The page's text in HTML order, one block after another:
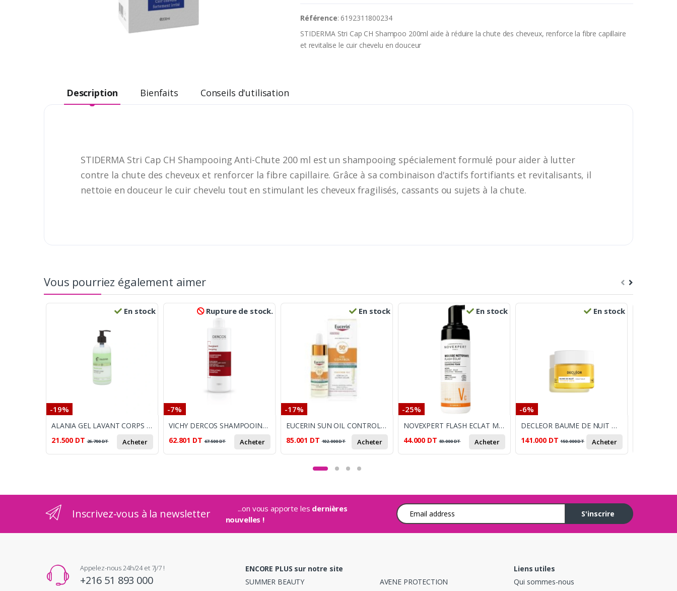
Référence: 6192311800234
STIDERMA Stri Cap CH Shampoo 200ml aide à réduire la chute des cheveux, renforce la fibre capillaire
et revitalise le cuir chevelu en douceur
Description Bienfaits Conseils d'utilisation
STIDERMA Stri Cap CH Shampooing Anti-Chute 200 ml est un shampooing spécialement formulé pour aider à lutter
contre la chute des cheveux et renforcer la fibre capillaire. Grâce à sa combinaison d'actifs fortifiants et revitalisants, il
nettoie en douceur le cuir chevelu tout en stimulant les cheveux fragilisés, cassants ou sujets à la chute.
Vous pourriez également aimer
En stock
-19%
ALANIA GEL LAVANT CORPS FLEUR DE LUNE 350ML
21.500 DT 26.700DT Acheter
Rupture de stock.
-7%
VICHY DERCOS SHAMPOOING ENERGISANT ANTI-CHUTE 400 ML
62.801 DT 67.500DT Acheter
En stock
-17%
EUCERIN SUN OIL CONTROL ULTRA-LIGHT UV SERUM SPF50+ – 50 ML
85.001 DT 102.000DT Acheter
En stock
-25%
NOVEXPERT FLASH ECLAT MOUSSE NETTOYANTE 150ML
44.000 DT 59.000DT Acheter
En stock
-6%
DECLEOR BAUME DE NUIT MANDARINE VERTE 15ML
141.000 DT 150.000DT Acheter
Inscrivez-vous à la newsletter ...on vous apporte les dernières
nouvelles !
Adresse e-mail
S'inscrire
Appelez-nous 24h/24 et 7j/7 !
+216 51 893 000
ENCORE PLUS sur notre site
SUMMER BEAUTY
AVENE PROTECTION
Liens utiles
Qui sommes-nous